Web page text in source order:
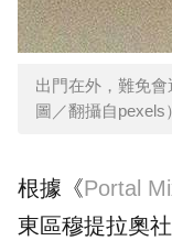
出門在外，難免
圖／翻攝自pexels）
根據《Portal
東區穆提拉奧